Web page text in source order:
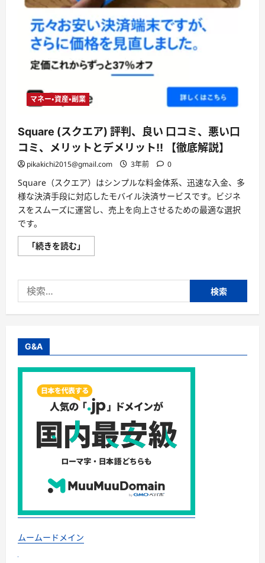
マネー・資産・副業
Square (スクエア) 評判、良い 口コミ、悪い口
コミ、メリットとデメリット!! 【徹底解説】
pikakichi2015@gmail.com 3年前 0
Square（スクエア）はシンプルな料金体系、迅速な入金、多
様な決済手段に対応したモバイル決済サービスです。ビジネ
スをスムーズに運営し、売上を向上させるための最適な選択
です。
「続きを読む」
(ス
ア)
良
い
い
コ
メ
リ
ッ
ト
デ
メ
リ
ト!!
【徹
解
説】
つ
い
索:
G&A
ムームードメイン